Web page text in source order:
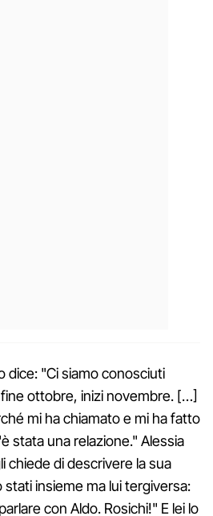
dice: "Ci siamo conosciuti
ottobre, inizi novembre. […]
mi ha chiamato e mi ha fatto
stata una relazione." Alessia
chiede di descrivere la sua
insieme ma lui tergiversa:
con Aldo. Rosichi!" E lei lo